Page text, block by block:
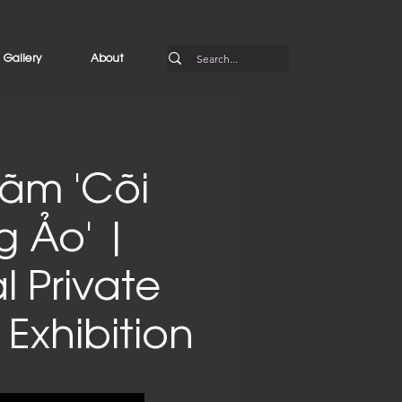
Gallery About
'Cõi
Ảo' |
Private
Exhibition